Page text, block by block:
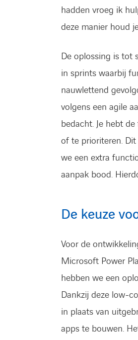
hadden vroeg ik
deze manier houd
De oplossing is tot
in sprints waarbij
nauwlettend
volgens een agile
bedacht. Je hebt
of te prioriteren.
we een extra
aanpak bood.
De keuze
Voor de
Microsoft Power
hebben we een
Dankzij deze low-
in plaats van
apps te bouwen.